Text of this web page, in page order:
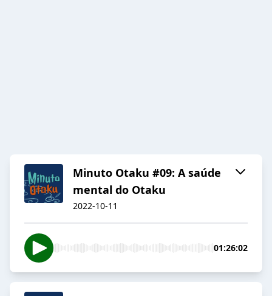
Minuto Otaku #09: A saúde
mental do Otaku
2022-10-11
01:26:02